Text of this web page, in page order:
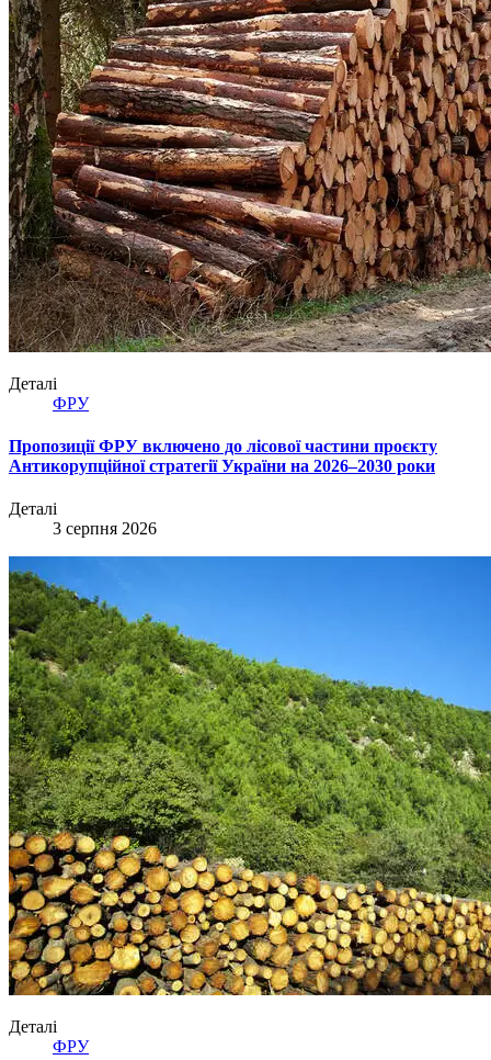
Деталі
ФРУ
Пропозиції ФРУ включено до лісової частини проєкту
Антикорупційної стратегії України на 2026–2030 роки
Деталі
3 серпня 2026
Деталі
ФРУ